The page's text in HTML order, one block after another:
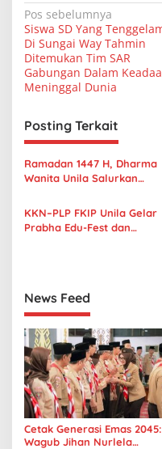
N
a
v
i
a
s
i
o
Pos sebelumnya
Siswa SD Yang
Di Sungai Way Tahmin
Ditemukan Tim SAR
Gabungan Dalam
Meninggal Dunia
Posting Terkait
Ramadan 1447 H, Dharma
Wanita Unila Salurkan
untuk Warga Sekitar
KKN–PLP FKIP Unila Gelar
Prabha Edu-Fest dan
News Feed
Cetak Generasi Emas 2045:
Wagub Jihan Nurlela